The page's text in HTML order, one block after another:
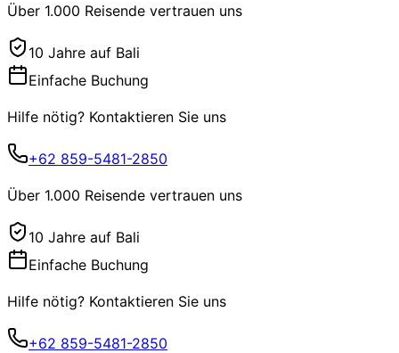
Über 1.000 Reisende vertrauen uns
10 Jahre auf Bali
Einfache Buchung
Hilfe nötig? Kontaktieren Sie uns
+62 859-5481-2850
Über 1.000 Reisende vertrauen uns
10 Jahre auf Bali
Einfache Buchung
Hilfe nötig? Kontaktieren Sie uns
+62 859-5481-2850